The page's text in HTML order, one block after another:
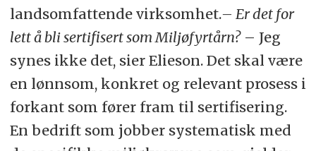
landsomfattende virksomhet.– Er det for
lett å bli sertifisert som Miljøfyrtårn?– Jeg
synes ikke det, sier Elieson. Det skal være
en lønnsom, konkret og relevant prosess i
forkant som fører fram til sertifisering.
En bedrift som jobber systematisk med